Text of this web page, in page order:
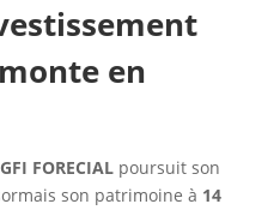
en
GFI FORECIALpoursuit son
son patrimoine à 14